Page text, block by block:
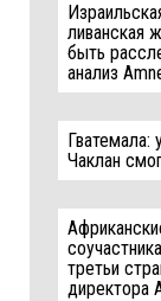
ливанская
быть
анализ
Гватемала:
Чаклан
третьи
директора